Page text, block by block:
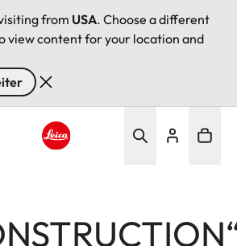
from USA. Choose a different
view content for your location and